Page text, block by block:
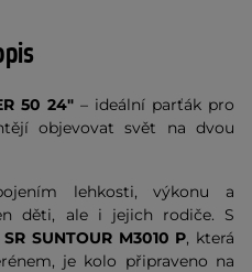
50 24" – ideální parťák pro
objevovat svět na dvou
lehkosti, výkonu a
děti, ale i jejich rodiče. S
SUNTOUR M3010 P, která
je kolo připraveno na